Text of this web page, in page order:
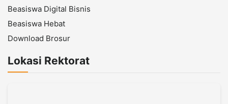
Beasiswa Digital Bisnis
Beasiswa Hebat
Download Brosur
Lokasi Rektorat